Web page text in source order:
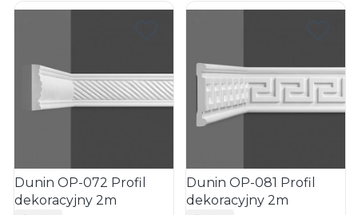
Dunin OP-072 Profil
dekoracyjny 2m
Dunin OP-081 Profil
dekoracyjny 2m